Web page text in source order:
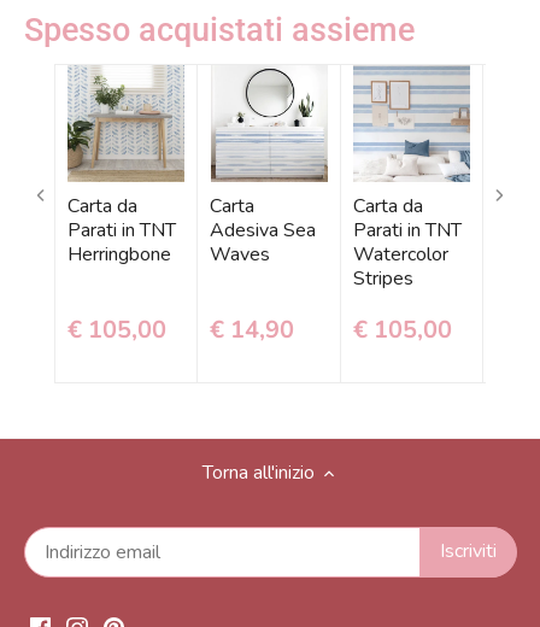
Spesso acquistati assieme
Carta da
Parati in TNT
Herringbone
€ 105,00
Carta
Adesiva Sea
Waves
€ 14,90
Carta da
Parati in TNT
Watercolor
Stripes
€ 105,00
Carta
Torna all'inizio